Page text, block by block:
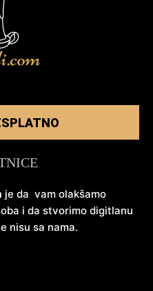
je da vam olakšamo
i da stvorimo digitlanu
nisu sa nama.